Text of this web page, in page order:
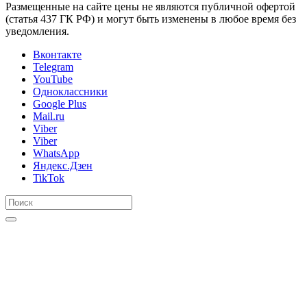
Размещенные на сайте цены не являются публичной офертой
(статья 437 ГК РФ) и могут быть изменены в любое время без
уведомления.
Вконтакте
Telegram
YouTube
Одноклассники
Google Plus
Mail.ru
Viber
Viber
WhatsApp
Яндекс.Дзен
TikTok